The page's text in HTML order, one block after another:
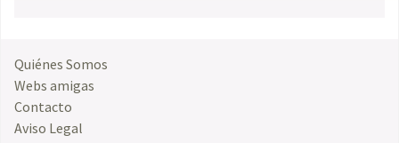
Quiénes Somos
Webs amigas
Contacto
Aviso Legal